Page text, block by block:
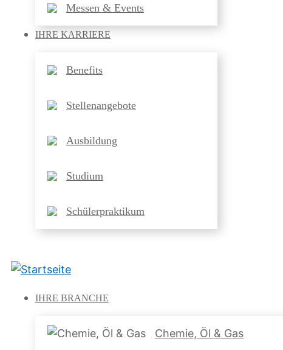
Messen & Events
IHRE KARRIERE
Benefits
Stellenangebote
Ausbildung
Studium
Schülerpraktikum
IHRE BRANCHE
Chemie, Öl & Gas